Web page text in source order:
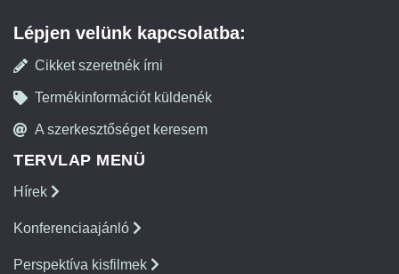
Lépjen velünk kapcsolatba:
Cikket szeretnék írni
Termékinformációt küldenék
A szerkesztőséget keresem
TERVLAP MENÜ
Hírek
Konferenciaajánló
Perspektíva kisfilmek